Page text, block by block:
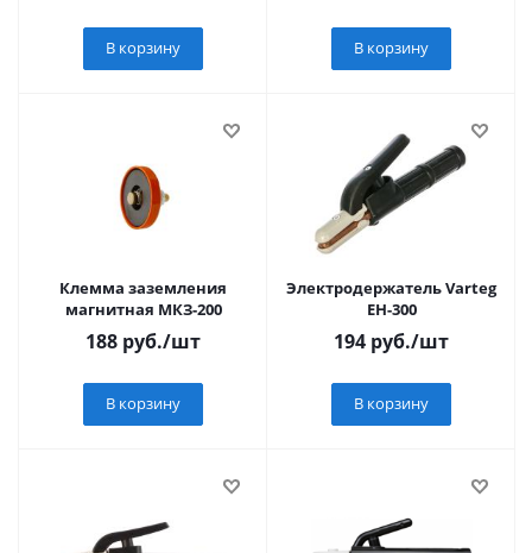
В корзину В корзину
Клемма заземления
магнитная МКЗ-200
188 руб./шт
В корзину
Электродержатель Varteg
EH-300
194 руб./шт
В корзину